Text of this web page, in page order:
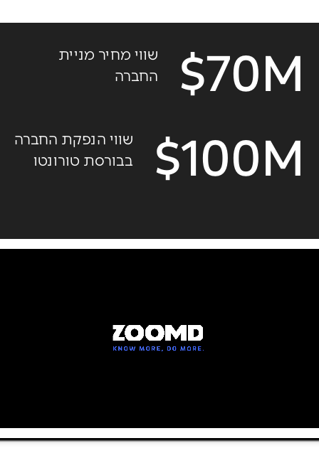
70M$
שווי מחיר מניית
החברה
100M$
שווי הנפקת החברה
בבורסת טורונטו